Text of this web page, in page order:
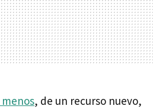
, de un recurso nuevo,